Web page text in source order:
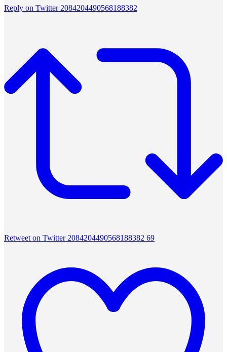
Reply on Twitter 2084204490568188382
Retweet on Twitter 2084204490568188382 69